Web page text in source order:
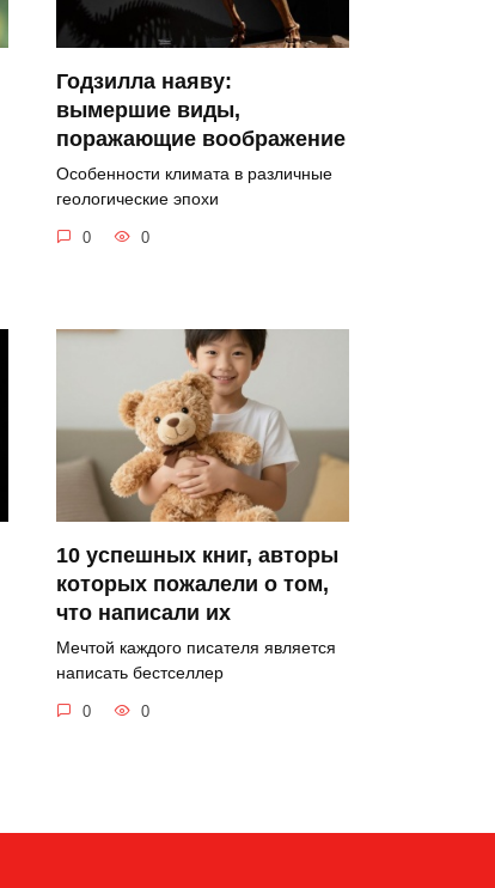
Годзилла наяву:
вымершие виды,
поражающие воображение
Особенности климата в различные
геологические эпохи
0 0
10 успешных книг, авторы
которых пожалели о том,
что написали их
Мечтой каждого писателя является
написать бестселлер
0 0